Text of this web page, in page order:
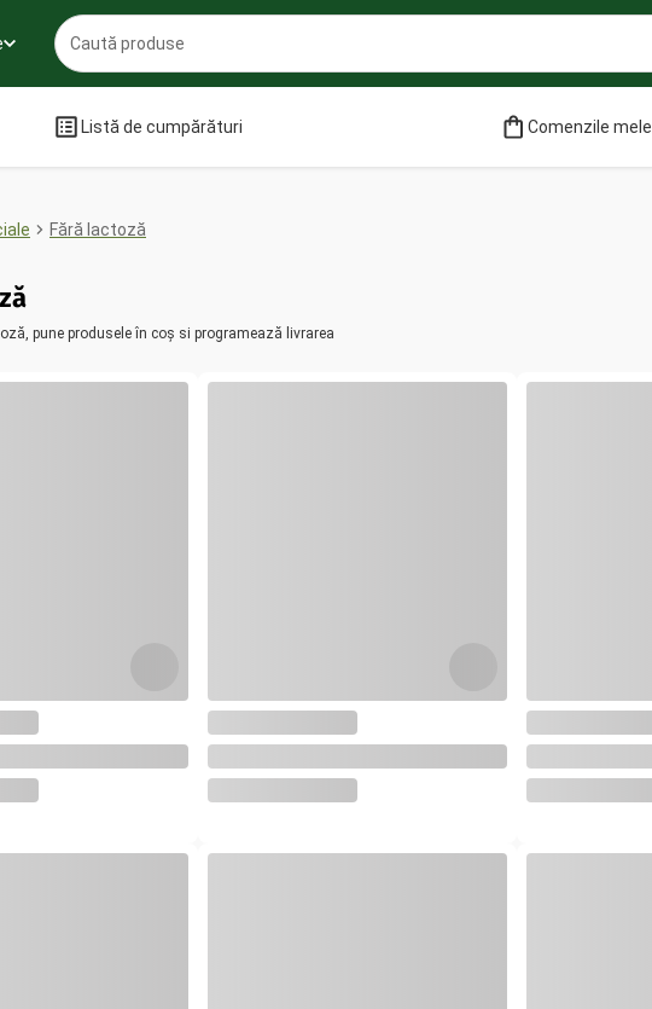
Listă de cumpărături Comenzile mele
Fără lactoză
pune produsele în coș si programează livrarea